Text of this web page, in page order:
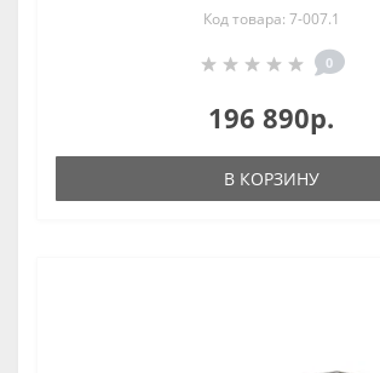
Код товара: 7-007.1
0
196 890р.
В КОРЗИНУ